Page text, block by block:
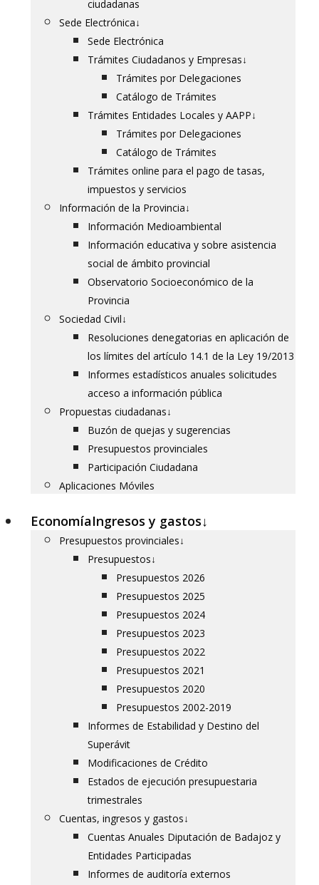
ciudadanas
Sede Electrónica↓
Sede Electrónica
Trámites Ciudadanos y Empresas↓
Trámites por Delegaciones
Catálogo de Trámites
Trámites Entidades Locales y AAPP↓
Trámites por Delegaciones
Catálogo de Trámites
Trámites online para el pago de tasas,
impuestos y servicios
Información de la Provincia↓
Información Medioambiental
Información educativa y sobre asistencia
social de ámbito provincial
Observatorio Socioeconómico de la
Provincia
Sociedad Civil↓
Resoluciones denegatorias en aplicación de
los límites del artículo 14.1 de la Ley 19/2013
Informes estadísticos anuales solicitudes
acceso a información pública
Propuestas ciudadanas↓
Buzón de quejas y sugerencias
Presupuestos provinciales
Participación Ciudadana
Aplicaciones Móviles
EconomíaIngresos y gastos↓
Presupuestos provinciales↓
Presupuestos↓
Presupuestos 2026
Presupuestos 2025
Presupuestos 2024
Presupuestos 2023
Presupuestos 2022
Presupuestos 2021
Presupuestos 2020
Presupuestos 2002-2019
Informes de Estabilidad y Destino del
Superávit
Modificaciones de Crédito
Estados de ejecución presupuestaria
trimestrales
Cuentas, ingresos y gastos↓
Cuentas Anuales Diputación de Badajoz y
Entidades Participadas
Informes de auditoría externos